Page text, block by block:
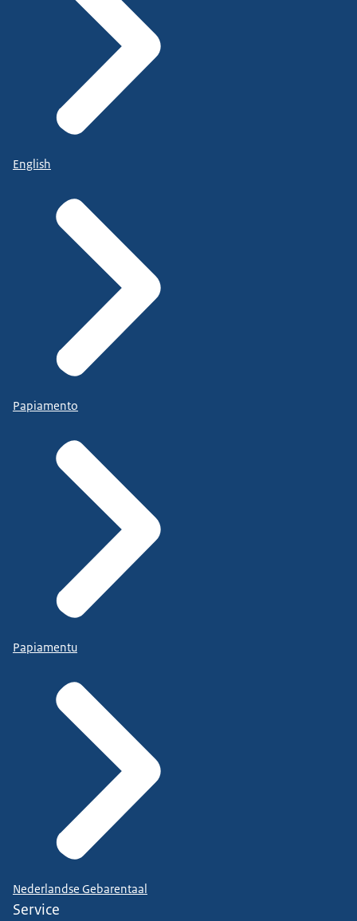
English
Papiamento
Papiamentu
Nederlandse Gebarentaal
Service